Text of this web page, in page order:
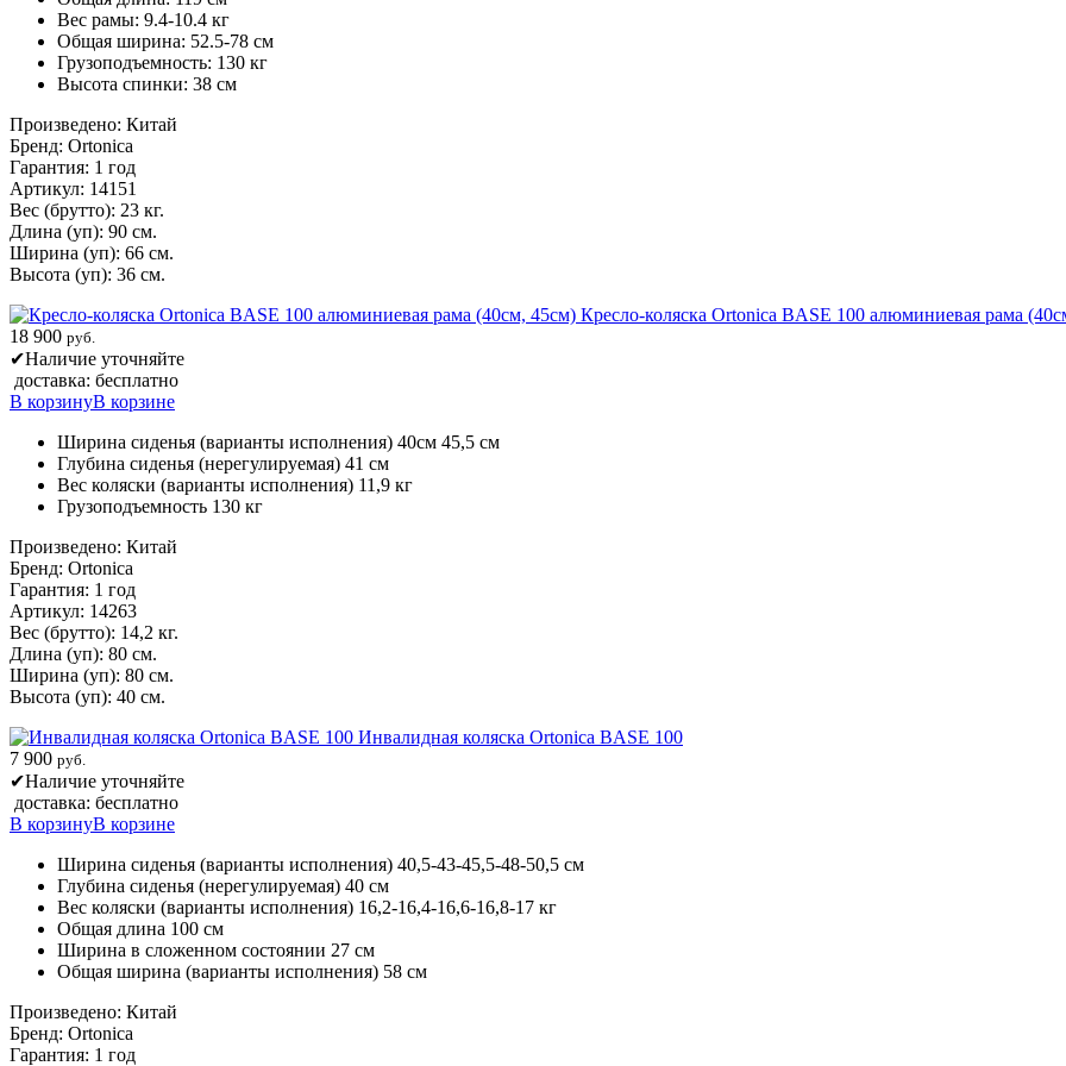
Вес рамы: 9.4-10.4 кг
Общая ширина: 52.5-78 см
Грузоподъемность: 130 кг
Высота спинки: 38 см
Произведено: Китай
Бренд: Ortonica
Гарантия: 1 год
Артикул: 14151
Вес (брутто): 23 кг.
Длина (уп): 90 см.
Ширина (уп): 66 см.
Высота (уп): 36 см.
Кресло-коляска Ortonica BASE 100 алюминиевая рама
18 900 руб.
✔Наличие уточняйте
доставка: бесплатно
В корзинуВ корзине
Ширина сиденья (варианты исполнения) 40см 45,5 см
Глубина сиденья (нерегулируемая) 41 см
Вес коляски (варианты исполнения) 11,9 кг
Грузоподъемность 130 кг
Произведено: Китай
Бренд: Ortonica
Гарантия: 1 год
Артикул: 14263
Вес (брутто): 14,2 кг.
Длина (уп): 80 см.
Ширина (уп): 80 см.
Высота (уп): 40 см.
Инвалидная коляска Ortonica BASE 100
7 900 руб.
✔Наличие уточняйте
доставка: бесплатно
В корзинуВ корзине
Ширина сиденья (варианты исполнения) 40,5-43-45,5-48-50,5 см
Глубина сиденья (нерегулируемая) 40 см
Вес коляски (варианты исполнения) 16,2-16,4-16,6-16,8-17 кг
Общая длина 100 см
Ширина в сложенном состоянии 27 см
Общая ширина (варианты исполнения) 58 см
Произведено: Китай
Бренд: Ortonica
Гарантия: 1 год